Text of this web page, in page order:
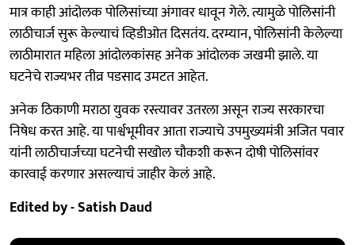
मात्र काही आंदोलक पोलिसांच्या अंगावर धावून गेले. त्यामुळे पोलिसांनी
लाठीचार्ज सुरू केल्याचं व्हिडीओत दिसतंय. दरम्यान, पोलिसांनी केलेल्या
लाठीमारात महिला आंदोलकांसह अनेक आंदोलक जखमी झाले. या
घटनेचे राज्यभर तीव्र पडसाद उमटत आहेत.
अनेक ठिकाणी मराठा युवक रस्त्यावर उतरला असून राज्य सरकारचा
निषेध करत आहे. या पार्श्वभूमीवर आता राज्याचे उपमुख्यमंत्री अजित पवार
यांनी लाठीचार्जच्या घटनेची सखोल चौकशी करून दोषी पोलिसांवर
कारवाई करणार असल्याचं जाहीर केलं आहे.
Edited by - Satish Daud